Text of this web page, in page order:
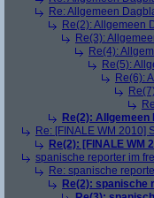
Re: Allgemeen
Re(2): Allgemeen
Re(3):
Re(4):
Re(5):
Re(6):
Re(2): Allgemeen
Re: [FINALE WM 2010]
Re(2): [FINALE WM
spanische reporter im
Re: spanische
Re(2): spanische